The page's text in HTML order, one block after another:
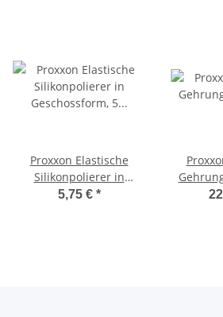
Proxxon Elastische
Silikonpolierer in
Geschossform, 5 Stück
5,75 € *